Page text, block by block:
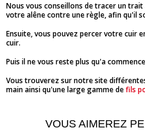
Nous vous conseillons de tracer un
votre alêne contre une règle, afin qu'il
Ensuite, vous pouvez percer votre cuir
cuir.
Puis il ne vous reste plus qu'a
Vous trouverez sur notre site
main ainsi qu'une large gamme defils
VOUS AIMEREZ